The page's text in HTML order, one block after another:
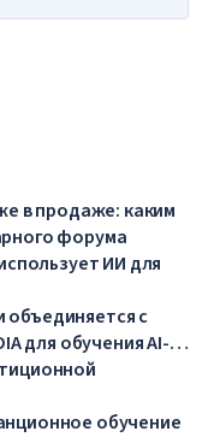
в продаже: каким
форума
ИИ для
с
для обучения AI-
обучение